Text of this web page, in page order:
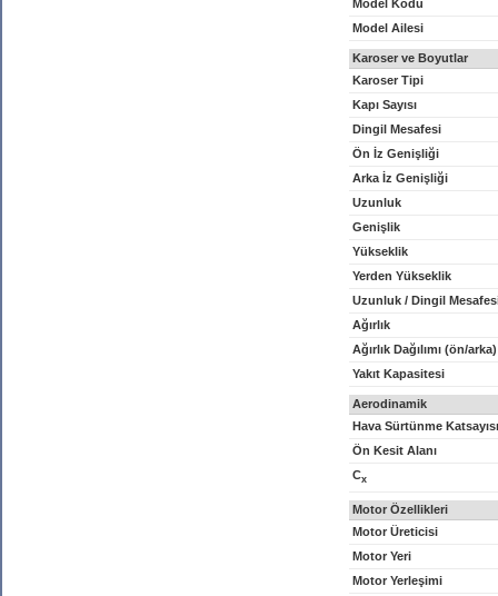
Model Kodu
Model Ailesi
Karoser ve Boyutlar
Karoser Tipi
Kapı Sayısı
Dingil Mesafesi
Ön İz Genişliği
Arka İz Genişliği
Uzunluk
Genişlik
Yükseklik
Yerden Yükseklik
Uzunluk / Dingil
Ağırlık
Ağırlık Dağılımı (ön/arka)
Yakıt Kapasitesi
Aerodinamik
Hava Sürtünme Katsayısı
Ön Kesit Alanı
Cx
Motor Özellikleri
Motor Üreticisi
Motor Yeri
Motor Yerleşimi